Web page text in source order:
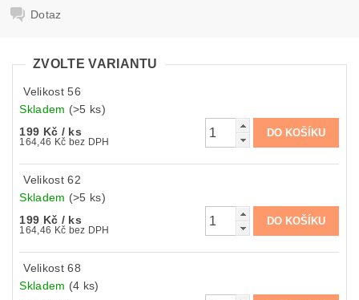
Dotaz
ZVOLTE VARIANTU
Velikost 56
Skladem (>5 ks)
199 Kč / ks
164,46 Kč bez DPH
Velikost 62
Skladem (>5 ks)
199 Kč / ks
164,46 Kč bez DPH
Velikost 68
Skladem (4 ks)